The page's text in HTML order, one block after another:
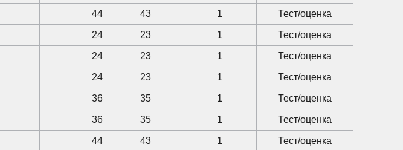
44 43 1 Тест/оценка
24 23 1 Тест/оценка
24 23 1 Тест/оценка
24 23 1 Тест/оценка
36 35 1 Тест/оценка
36 35 1 Тест/оценка
44 43 1 Тест/оценка